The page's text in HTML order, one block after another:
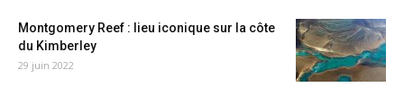
Montgomery Reef : lieu iconique sur la côte
du Kimberley
29 juin 2022